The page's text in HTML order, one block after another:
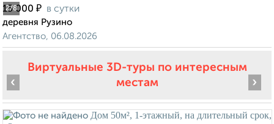
2/8
15 000 ₽ в сутки
деревня Рузино
Агентство, 06.08.2026
Виртуальные 3D-туры по интересным
местам
‹ ›